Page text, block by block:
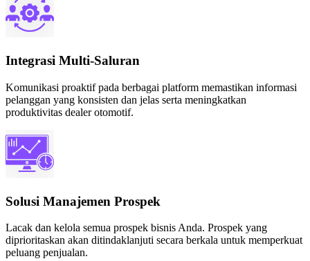
Integrasi Multi-Saluran
Komunikasi proaktif pada berbagai platform memastikan informasi
pelanggan yang konsisten dan jelas serta meningkatkan
produktivitas dealer otomotif.
Solusi Manajemen Prospek
Lacak dan kelola semua prospek bisnis Anda. Prospek yang
diprioritaskan akan ditindaklanjuti secara berkala untuk memperkuat
peluang penjualan.